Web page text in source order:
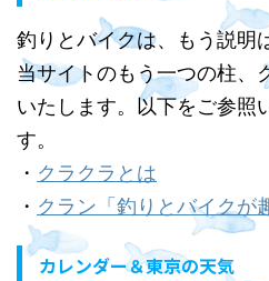
釣りとバイクは、もう説明
当サイトのもう一つの柱、
いたします。以下をご参照
す。
・ クラクラとは
・ クラン「釣りとバイクが
カレンダー＆東京の天気